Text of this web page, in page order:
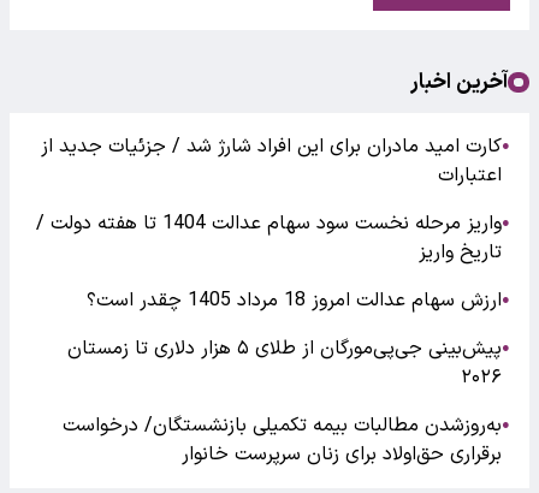
آخرین اخبار
●کارت امید مادران برای این افراد شارژ شد / جزئیات جدید از
اعتبارات
●
واریز مرحله نخست سود سهام عدالت 1404 تا هفته دولت /
تاریخ واریز
●ارزش سهام عدالت امروز 18 مرداد 1405 چقدر است؟
●
پیش‌بینی جی‌پی‌مورگان از طلای ۵ هزار دلاری تا زمستان
۲۰۲۶
●به‌روزشدن مطالبات بیمه تکمیلی بازنشستگان/ درخواست
برقراری حق‌اولاد برای زنان سرپرست خانوار